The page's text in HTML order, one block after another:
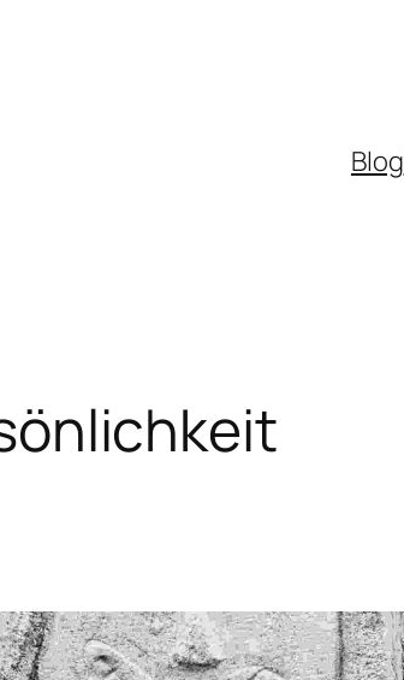
Blog